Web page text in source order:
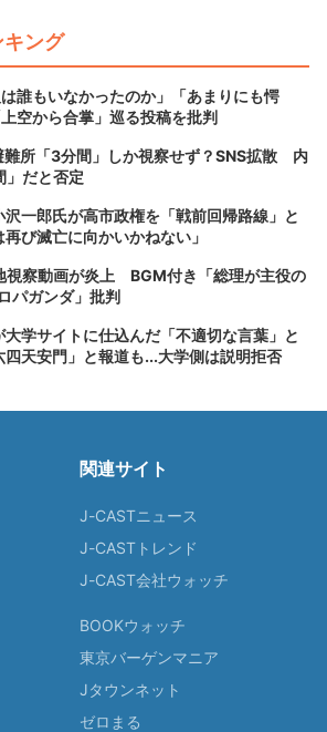
キング
誰もいなかったのか」「あまりにも愕
空から合掌」巡る投稿を批判
難所「3分間」しか視察せず？SNS拡散 内
」だと否定
一郎氏が高市政権を「戦前回帰路線」と
び滅亡に向かいかねない」
視察動画が炎上 BGM付き「総理が主役の
パガンダ」批判
学サイトに仕込んだ「不適切な言葉」と
天安門」と報道も...大学側は説明拒否
関連サイト
J-CASTニュース
J-CASTトレンド
J-CAST会社ウォッチ
BOOKウォッチ
東京バーゲンマニア
Jタウンネット
ゼロまる